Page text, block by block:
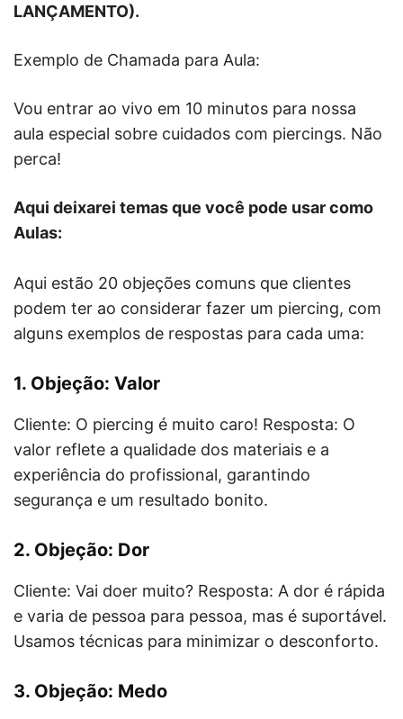
LANÇAMENTO).
Exemplo de Chamada para Aula:
Vou entrar ao vivo em 10 minutos para nossa
aula especial sobre cuidados com piercings. Não
perca!
Aqui deixarei temas que você pode usar como
Aulas:
Aqui estão 20 objeções comuns que clientes
podem ter ao considerar fazer um piercing, com
alguns exemplos de respostas para cada uma:
1. Objeção: Valor
Cliente: O piercing é muito caro! Resposta: O
valor reflete a qualidade dos materiais e a
experiência do profissional, garantindo
segurança e um resultado bonito.
2. Objeção: Dor
Cliente: Vai doer muito? Resposta: A dor é rápida
e varia de pessoa para pessoa, mas é suportável.
Usamos técnicas para minimizar o desconforto.
3. Objeção: Medo